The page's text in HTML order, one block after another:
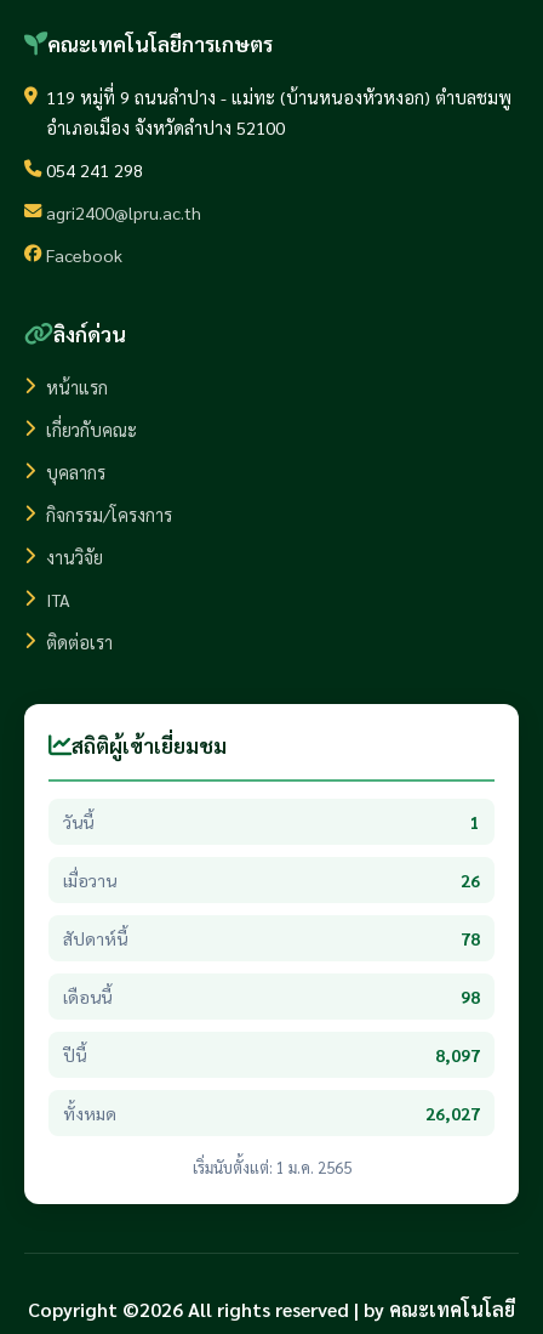
คณะเทคโนโลยีการเกษตร
119 หมู่ที่ 9 ถนนลำปาง - แม่ทะ (บ้านหนองหัวหงอก) ตำบลชมพู
อำเภอเมือง จังหวัดลำปาง 52100
054 241 298
agri2400@lpru.ac.th
Facebook
ลิงก์ด่วน
หน้าแรก
เกี่ยวกับคณะ
บุคลากร
กิจกรรม/โครงการ
งานวิจัย
ITA
ติดต่อเรา
สถิติผู้เข้าเยี่ยมชม
วันนี้ 1
เมื่อวาน 26
สัปดาห์นี้ 78
เดือนนี้ 98
ปีนี้ 8,097
ทั้งหมด 26,027
เริ่มนับตั้งแต่: 1 ม.ค. 2565
Copyright ©2026 All rights reserved | by คณะเทคโนโลยี